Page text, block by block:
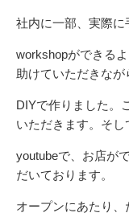
社内に一部、実際に
workshopができる
助けていただきなが
DIYで作りました。
いただきます。そし
youtubeで、お店が
だいております。
オープンにあたり